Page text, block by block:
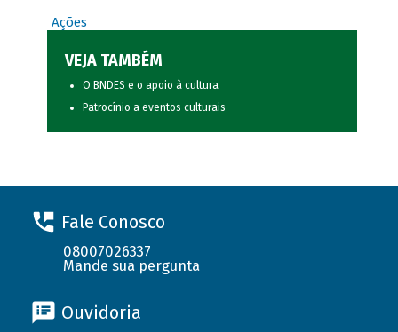
Ações
VEJA TAMBÉM
O BNDES e o apoio à cultura
Patrocínio a eventos culturais
Fale Conosco
08007026337
Mande sua pergunta
Ouvidoria